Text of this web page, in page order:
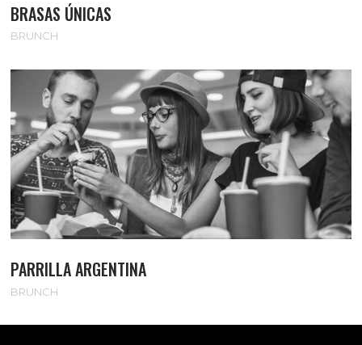
BRASAS ÚNICAS
BRUNCH
PARRILLA ARGENTINA
BRUNCH